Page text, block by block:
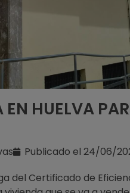
HUELVA
Publicado el 24/06/
del Certificado de